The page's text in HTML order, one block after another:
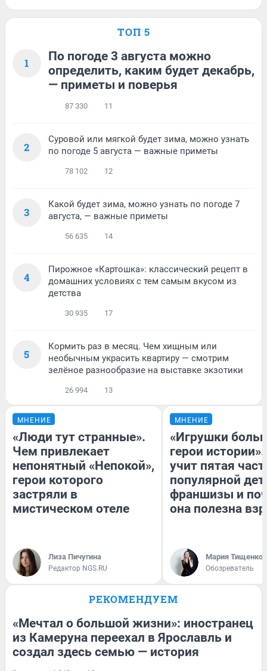
ТОП 5
1
По погоде 3 августа можно
определить, каким будет декабрь,
— приметы и поверья
87 330 11
2
Суровой или мягкой будет зима, можно узнать
по погоде 5 августа — важные приметы
78 102 12
3
Какой будет зима, можно узнать по погоде 7
августа, — важные приметы
56 635 14
4
Пирожное «Картошка»: классический рецепт в
домашних условиях с тем самым вкусом из
детства
30 935 17
5
Кормить раз в месяц. Чем хищным или
необычным украсить квартиру — смотрим
зелёное разнообразие на выставке экзотики
26 994 13
МНЕНИЕ
«Люди тут странные».
Чем привлекает
непонятный «Непокой»,
герои которого
застряли в
мистическом отеле
Лиза Пичугина
Редактор NGS.RU
МНЕНИЕ
«Игрушки
герои
учит пятая
популярной
франшизы и
она полезна
Мария Тищенко
Обозреватель
РЕКОМЕНДУЕМ
«Мечтал о большой жизни»: иностранец
из Камеруна переехал в Ярославль и
создал здесь семью — история